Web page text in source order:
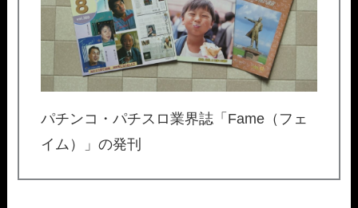
パチンコ・パチスロ業界誌「Fame（フェ
イム）」の発刊